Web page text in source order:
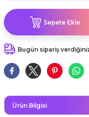
Süsleri
malzemeleri
VE NİKAH Şekeri SARF
İlk dişim
süsleri
Sepete Ekle
Bugün sipariş
Ürün Bilgisi